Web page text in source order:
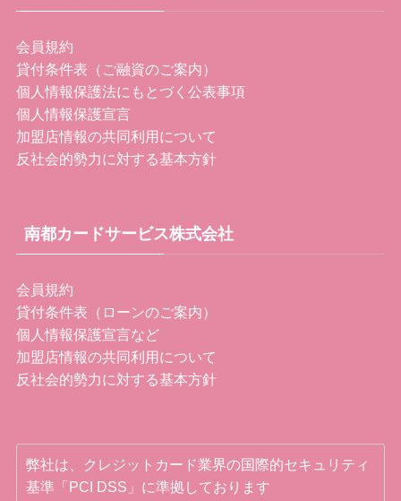
会員規約
貸付条件表（ご融資のご案内）
個人情報保護法にもとづく公表事項
個人情報保護宣言
加盟店情報の共同利用について
反社会的勢力に対する基本方針
南都カードサービス株式会社
会員規約
貸付条件表（ローンのご案内）
個人情報保護宣言など
加盟店情報の共同利用について
反社会的勢力に対する基本方針
弊社は、クレジットカード業界の国際的セキュリティ
基準「PCI DSS」に準拠しております